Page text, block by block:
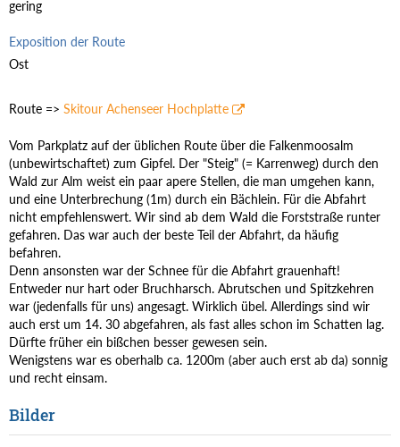
gering
Exposition der Route
Ost
Route => Skitour Achenseer Hochplatte
Vom Parkplatz auf der üblichen Route über die Falkenmoosalm
(unbewirtschaftet) zum Gipfel. Der "Steig" (= Karrenweg) durch den
Wald zur Alm weist ein paar apere Stellen, die man umgehen kann,
und eine Unterbrechung (1m) durch ein Bächlein. Für die Abfahrt
nicht empfehlenswert. Wir sind ab dem Wald die Forststraße runter
gefahren. Das war auch der beste Teil der Abfahrt, da häufig
befahren.
Denn ansonsten war der Schnee für die Abfahrt grauenhaft!
Entweder nur hart oder Bruchharsch. Abrutschen und Spitzkehren
war (jedenfalls für uns) angesagt. Wirklich übel. Allerdings sind wir
auch erst um 14. 30 abgefahren, als fast alles schon im Schatten lag.
Dürfte früher ein bißchen besser gewesen sein.
Wenigstens war es oberhalb ca. 1200m (aber auch erst ab da) sonnig
und recht einsam.
Bilder